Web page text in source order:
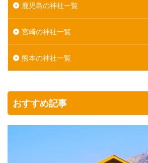
鹿児島の神社一覧
宮崎の神社一覧
熊本の神社一覧
おすすめ記事